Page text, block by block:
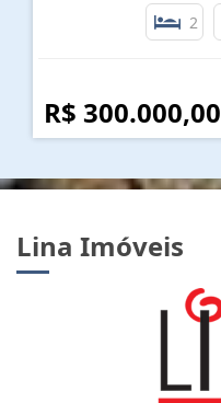
2
R$ 300.000,00
Lina Imóveis